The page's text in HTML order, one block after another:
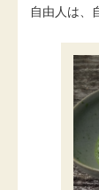
自由人は、